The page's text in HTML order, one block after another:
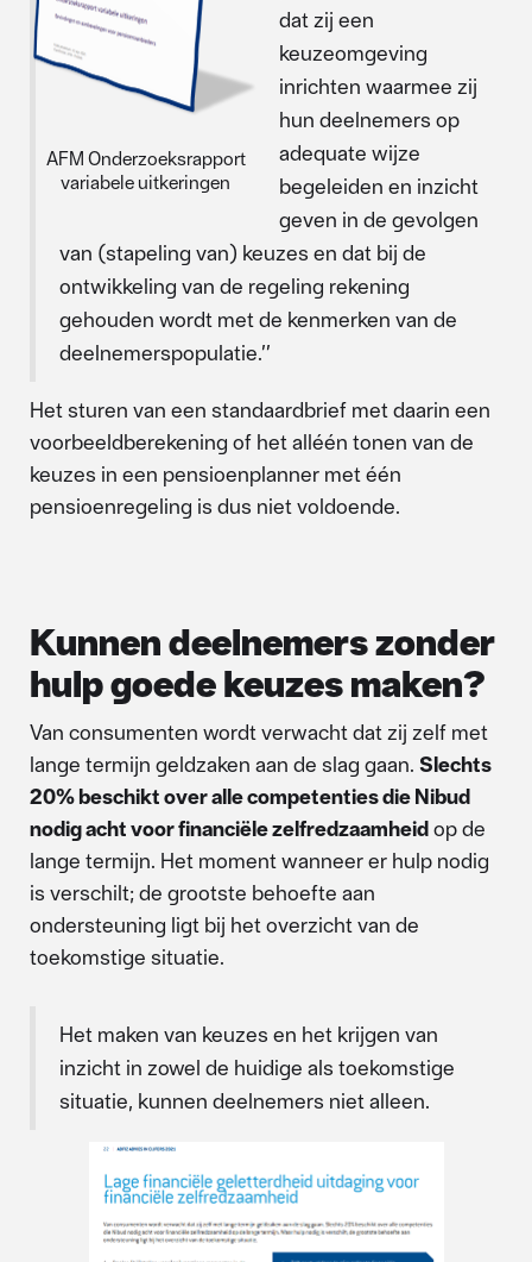
AFM Onderzoeksrapport
variabele uitkeringen
dat zij een
keuzeomgeving
inrichten waarmee zij
hun deelnemers op
adequate wijze
begeleiden en inzicht
geven in de gevolgen
van (stapeling van) keuzes en dat bij de
ontwikkeling van de regeling rekening
gehouden wordt met de kenmerken van de
deelnemerspopulatie.’’
Het sturen van een standaardbrief met daarin een
voorbeeldberekening of het alléén tonen van de
keuzes in een pensioenplanner met één
pensioenregeling is dus niet voldoende.
Kunnen deelnemers zonder
hulp goede keuzes maken?
Van consumenten wordt verwacht dat zij zelf met
lange termijn geldzaken aan de slag gaan. Slechts
20% beschikt over alle competenties die Nibud
nodig acht voor financiële zelfredzaamheidop de
lange termijn. Het moment wanneer er hulp nodig
is verschilt; de grootste behoefte aan
ondersteuning ligt bij het overzicht van de
toekomstige situatie.
Het maken van keuzes en het krijgen van
inzicht in zowel de huidige als toekomstige
situatie, kunnen deelnemers niet alleen.